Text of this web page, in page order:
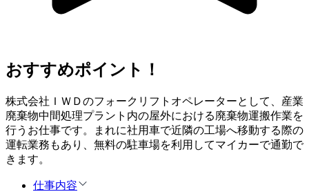
おすすめポイント！
株式会社ＩＷＤのフォークリフトオペレーターとして、産業
廃棄物中間処理プラント内の屋外における廃棄物運搬作業を
行うお仕事です。まれに社用車で近隣の工場へ移動する際の
運転業務もあり、無料の駐車場を利用してマイカーで通勤で
きます。
仕事内容